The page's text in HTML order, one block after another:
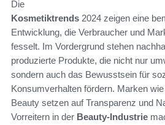
Die
Kosmetiktrends 2024 zeigen eine
Entwicklung, die Verbraucher und
fesselt. Im Vordergrund stehen
produzierte Produkte, die nicht nur
sondern auch das Bewusstsein für
Konsumverhalten fördern. Marken
Beauty setzen auf Transparenz und
Vorreitern in der Beauty-Industrie